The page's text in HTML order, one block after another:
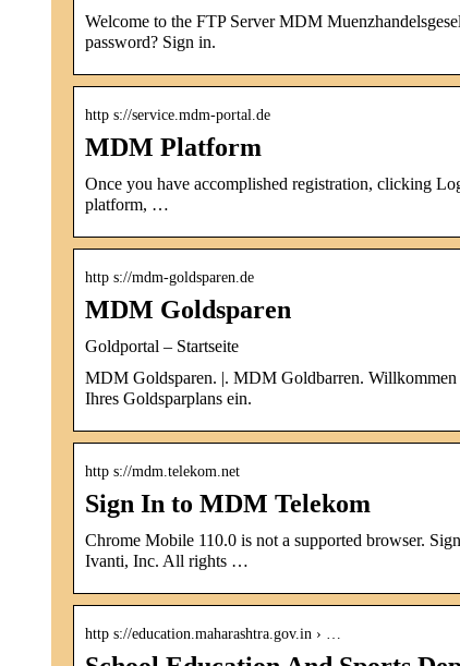
Welcome to the FTP Server MDM
password? Sign in.
http s://service.mdm-portal.de
MDM Platform
Once you have accomplished registration, clicking
platform, …
http s://mdm-goldsparen.de
MDM Goldsparen
Goldportal – Startseite
MDM Goldsparen. |. MDM Goldbarren. Willkommen
Ihres Goldsparplans ein.
http s://mdm.telekom.net
Sign In to MDM Telekom
Chrome Mobile 110.0 is not a supported browser.
Ivanti, Inc. All rights …
http s://education.maharashtra.gov.in › …